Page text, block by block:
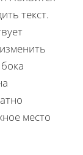
текст.
место